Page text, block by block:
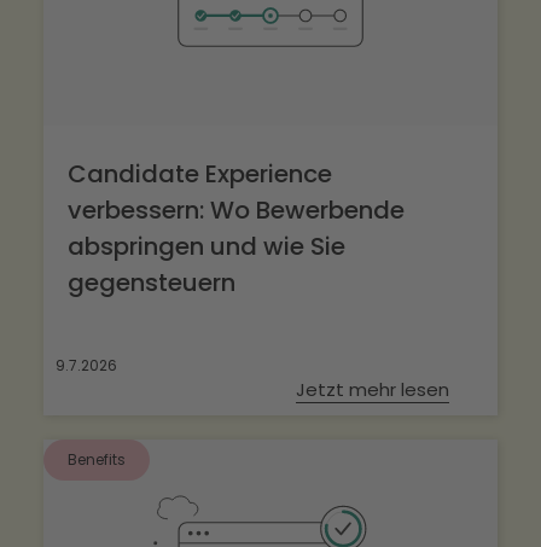
Candidate Experience
verbessern: Wo Bewerbende
abspringen und wie Sie
gegensteuern
9.7.2026
Jetzt mehr lesen
Benefits